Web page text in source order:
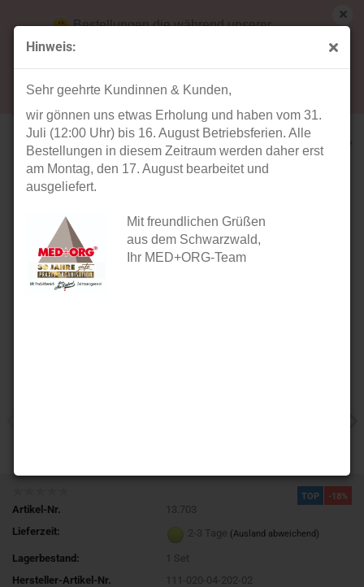
Hinweis:
Sehr geehrte Kundinnen & Kunden,
wir gönnen uns etwas Erholung und haben vom 31.
Juli (12:00 Uhr) bis 16. August Betriebsferien. Alle
Bestellungen in diesem Zeitraum werden daher erst
am Montag, den 17. August bearbeitet und
ausgeliefert.
Mit freundlichen Grüßen
aus dem Schwarzwald,
Ihr MED+ORG-Team
Bestellungen die während unserer
Betriebsferien (31. Juli ab 12:00 Uhr bis 16.
Artikel in dieser Kategorie
VoiceBridge 2.0 Gegensprechanlage Set Standard
TOP -18%
Artikel-Nr.
13.703
Lieferzeit:
2-3 Tage (Ausland abweichend)
Lagerbestand:
Set
Hersteller-Artikel-Nr.
111-020-04-202-02